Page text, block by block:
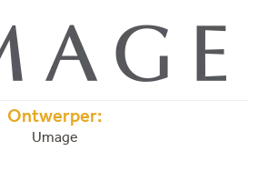
Ontwerper:
Umage